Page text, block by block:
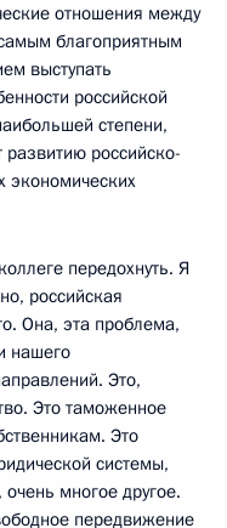
отношения между
благоприятным
выступать
российской
степени,
развитию российско-
экономических
передохнуть. Я
российская
Она, эта проблема,
нашего
Это,
Это таможенное
Это
системы,
многое другое.
передвижение